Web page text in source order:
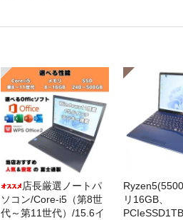
店長厳選ノートパ
ソコン/Core-i5（第8世
代～第11世代）/15.6イ
リ16GB、